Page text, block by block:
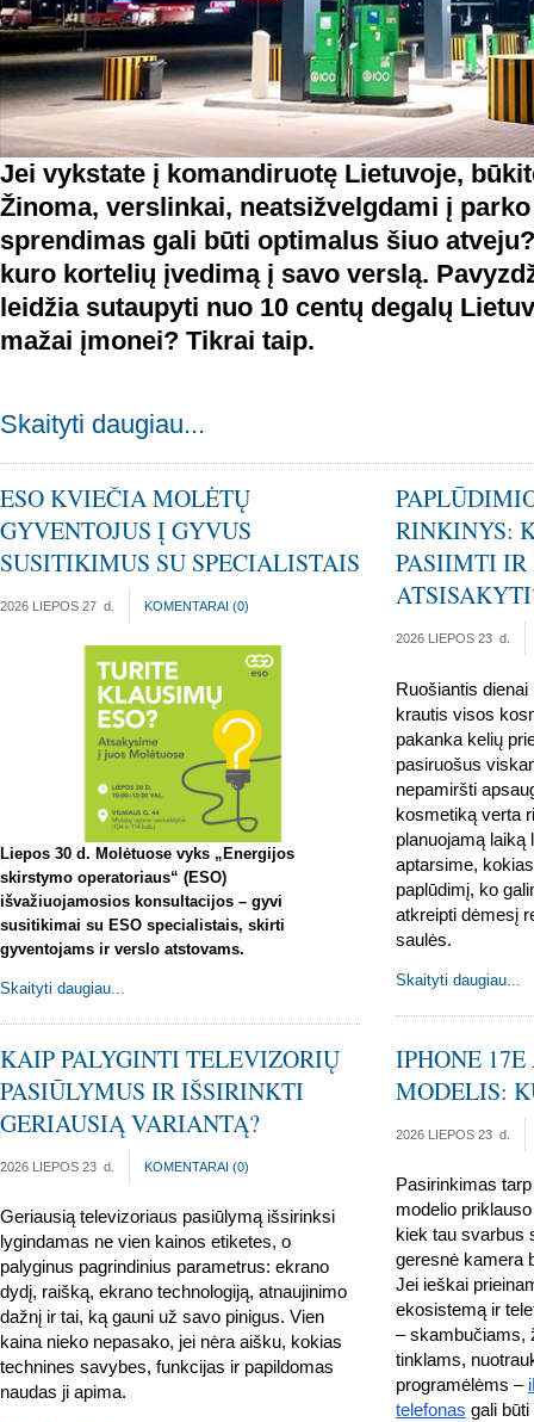
Jei vykstate į komandiruotę Lietuvoje,
Žinoma, verslinkai, neatsižvelgdami į
sprendimas gali būti optimalus šiuo
kuro kortelių įvedimą į savo versl ą.
leidžia sutaupyti nuo 10 centų degal ų
mažai įmonei? Tikrai taip.
Skaityti daugiau...
ESO KVIEČIA MOLĖTŲ
GYVENTOJUS Į GYVUS
SUSITIKIMUS SU SPECIALISTAIS
2026 LIEPOS 27 d. KOMENTARAI (0)
Liepos 30 d. Molėtuose vyks „Energijos
skirstymo operatoriaus“ (ESO)
išvažiuojamosios konsultacijos – gyvi
susitikimai su ESO specialistais, skirti
gyventojams ir verslo atstovams.
Skaityti daugiau...
RINKINYS:
PASIIMTI
2026 LIEPOS 23 d.
Ruošiantis
krautis visos
pakanka kelių
pasiruošus
nepamiršti
kosmetiką verta
planuojamą laiką
aptarsime,
paplūdimį, ko
atkreipti dėmesį
saulės.
Skaityti daugiau...
KAIP PALYGINTI TELEVIZORIŲ
PASIŪLYMUS IR IŠSIRINKTI
GERIAUSIĄ VARIANTĄ?
2026 LIEPOS 23 d. KOMENTARAI (0)
Geriausią televizoriaus pasiūlymą išsirinksi
lygindamas ne vien kainos etiketes, o
palyginus pagrindinius parametrus: ekrano
dydį, raišką, ekrano technologiją, atnaujinimo
dažnį ir tai, ką gauni už savo pinigus. Vien
kaina nieko nepasako, jei nėra aišku, kokias
technines savybes, funkcijas ir papildomas
naudas ji apima.
IPHONE
MODELIS:
2026 LIEPOS 23 d.
Pasirinkimas
modelio
kiek tau svarbus
geresnė kamera
Jei ieškai
ekosistemą ir
– skambučiams,
tinklams,
programėlėms –
telefonas gali